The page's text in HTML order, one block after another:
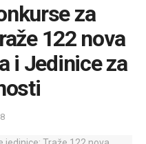
za
122 nova
i Jedinice za